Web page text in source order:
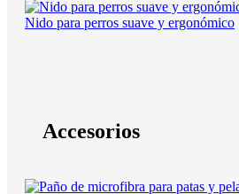
Nido para perros suave y ergonómico
Accesorios